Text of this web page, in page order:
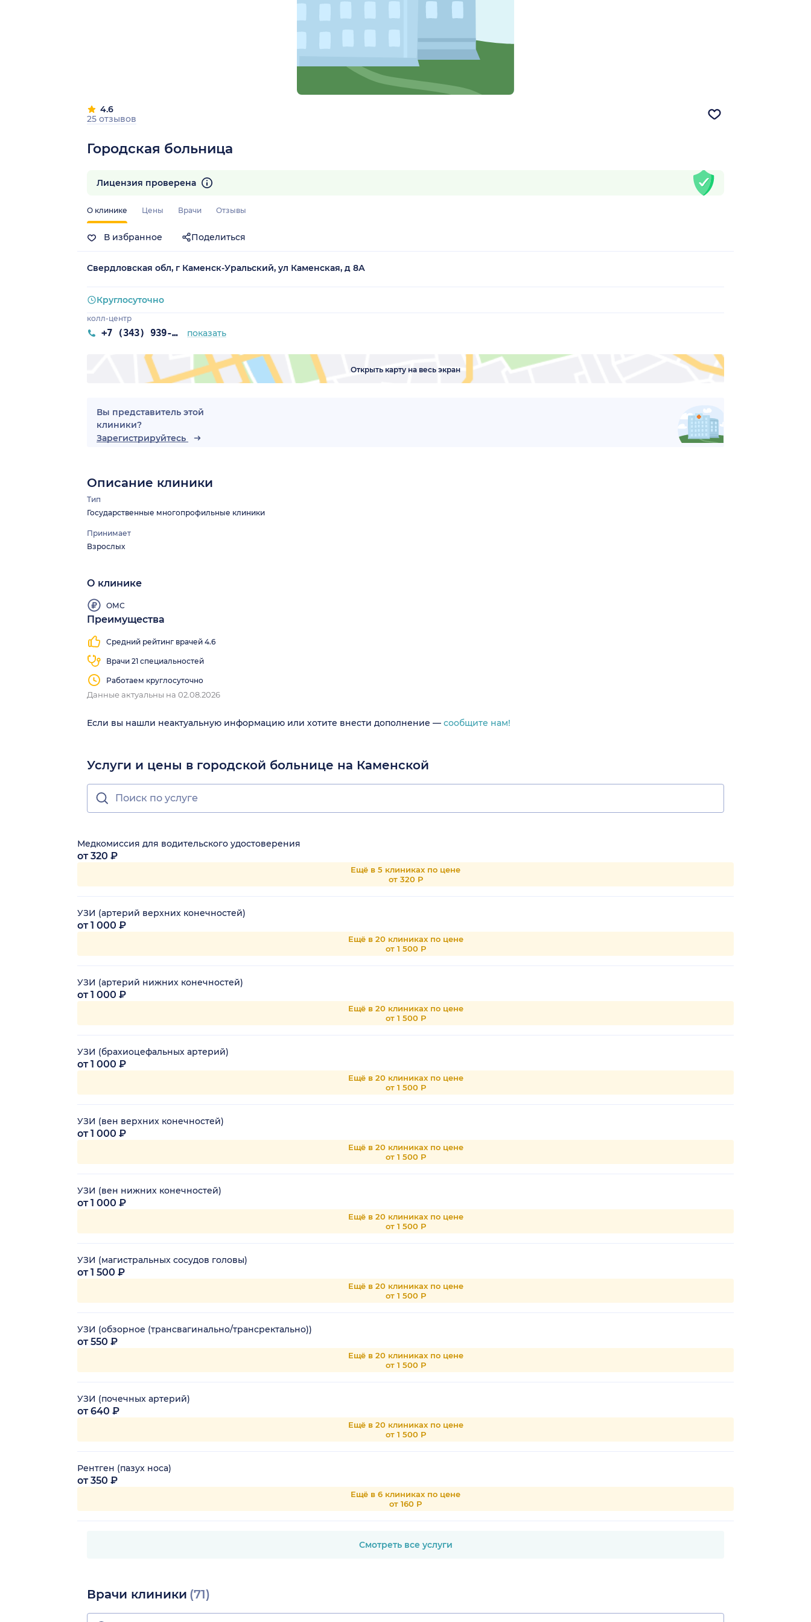
Городская больница
4.6
25 отзывов
О клинике Цены Врачи Отзывы
В избранное Поделиться
Лицензия проверена
Свердловская обл, г Каменск-Уральский, ул Каменская, д 8А
колл-центр
+7 (343) 939-90-03 показать
Круглосуточно
Открыть карту на весь экран
Вы представитель этой
клиники?
Зарегистрируйтесь
Описание клиники
Тип
Государственные многопрофильные клиники
Принимает
Взрослых
О клинике
ОМС
Преимущества
Средний рейтинг врачей 4.6
Врачи 21 специальностей
Работаем круглосуточно
Данные актуальны на 02.08.2026
Если вы нашли неактуальную информацию или хотите внести дополнение — сообщите нам!
Услуги и цены в городской больнице на Каменской
Медкомиссия для водительского удостоверения
от 320 ₽
Ещё в 5 клиниках по цене
от 320 Р
УЗИ (артерий верхних конечностей)
от 1 000 ₽
Ещё в 20 клиниках по цене
от 1 500 Р
УЗИ (артерий нижних конечностей)
от 1 000 ₽
Ещё в 20 клиниках по цене
от 1 500 Р
УЗИ (брахиоцефальных артерий)
от 1 000 ₽
Ещё в 20 клиниках по цене
от 1 500 Р
УЗИ (вен верхних конечностей)
от 1 000 ₽
Ещё в 20 клиниках по цене
от 1 500 Р
УЗИ (вен нижних конечностей)
от 1 000 ₽
Ещё в 20 клиниках по цене
от 1 500 Р
УЗИ (магистральных сосудов головы)
от 1 500 ₽
Ещё в 20 клиниках по цене
от 1 500 Р
УЗИ (обзорное (трансвагинально/трансректально))
от 550 ₽
Ещё в 20 клиниках по цене
от 1 500 Р
УЗИ (почечных артерий)
от 640 ₽
Ещё в 20 клиниках по цене
от 1 500 Р
Рентген (пазух носа)
от 350 ₽
Ещё в 6 клиниках по цене
от 160 Р
Смотреть все услуги
Врачи клиники (71)